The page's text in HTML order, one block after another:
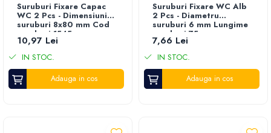
Suruburi Fixare Capac
WC 2 Pcs - Dimensiuni
suruburi 8x80 mm Cod
suruburi 1545
10,97 Lei
IN STOC.
Adauga in cos
Suruburi Fixare WC Alb
2 Pcs - Diametru
suruburi 6 mm Lungime
suruburi 75 mm
7,66 Lei
IN STOC.
Adauga in cos